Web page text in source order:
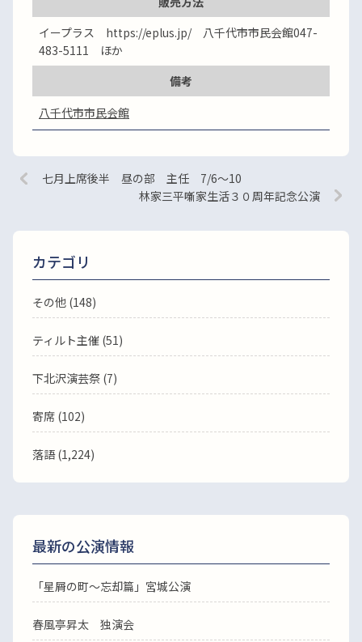
イープラス https://eplus.jp/ 八千代市市民会館047-
483-5111 ほか
備考
八千代市市民会館
七月上席後半 昼の部 主任 7/6～10
林家三平噺家生活３０周年記念公演
カテゴリ
その他 (148)
ティルト主催 (51)
下北沢演芸祭 (7)
寄席 (102)
落語(1,224)
最新の公演情報
「星屑の町～忘却篇」宮城公演
春風亭昇太 独演会